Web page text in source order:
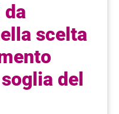
scelta
del